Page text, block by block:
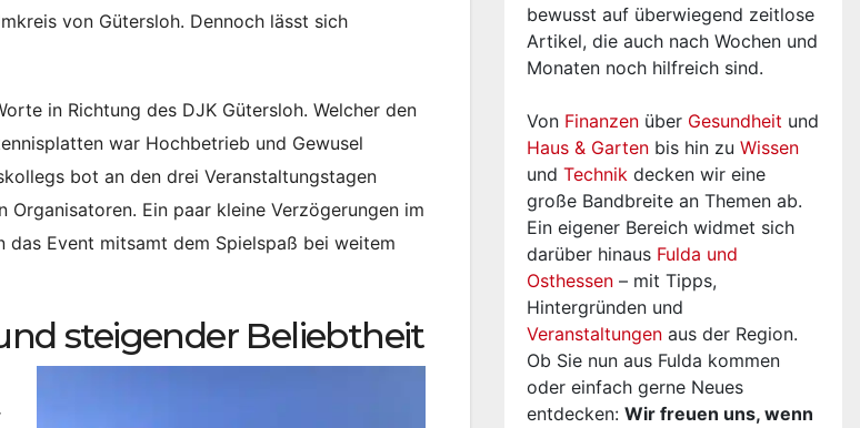
von Gütersloh. Dennoch lässt sich
in Richtung des DJK Gütersloh. Welcher den
war Hochbetrieb und Gewusel
bot an den drei Veranstaltungstagen
Ein paar kleine Verzögerungen im
das Event mitsamt dem Spielspaß bei weitem
steigender Beliebtheit
bewusst auf überwiegend zeitlose
Artikel, die auch nach Wochen und
Monaten noch hilfreich sind.
Von Finanzen über Gesundheit und
Haus & Garten bis hin zu Wissen
und Technik decken wir eine
große Bandbreite an Themen ab.
Ein eigener Bereich widmet sich
darüber hinaus Fulda und
Osthessen – mit Tipps,
Hintergründen und
Veranstaltungen aus der Region.
Ob Sie nun aus Fulda kommen
oder einfach gerne Neues
entdecken: Wir freuen uns, wenn